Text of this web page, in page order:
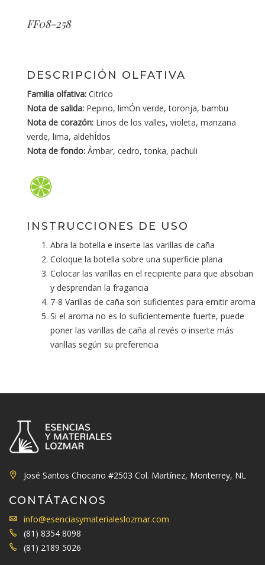
FF08-258
DESCRIPCIÓN OLFATIVA
Familia olfativa: Citrico
Nota de salida: Pepino, limÓn verde, toronja, bambu
Nota de corazón: Lirios de los valles, violeta, manzana
verde, lima, aldehÍdos
Nota de fondo: Ámbar, cedro, tonka, pachuli
INSTRUCCIONES DE USO
Abra la botella e inserte las varillas de caña
Coloque la botella sobre una superficie plana
Colocar las varillas en el recipiente para que absoban
y desprendan la fragancia
7-8 Varillas de caña son suficientes para emitir aroma
Si el aroma no es lo suficientemente fuerte, puede
poner las varillas de caña al revés o inserte más
varillas según su preferencia
José Santos Chocano #2503 Col. Martínez, Monterrey, NL
CONTÁTACNOS
info@esenciasymaterialeslozmar.com
(81) 8354 8098
(81) 2189 5026